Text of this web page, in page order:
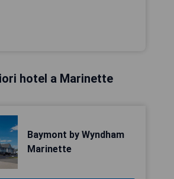
hotel a Marinette
Baymont by Wyndham
Marinette